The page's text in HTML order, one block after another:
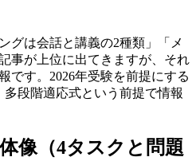
グは会話と講義の2種類」「メ
事が上位に出てきますが、それ
です。2026年受験を前提にする
段階適応式という前提で情報
像（4タスクと問題